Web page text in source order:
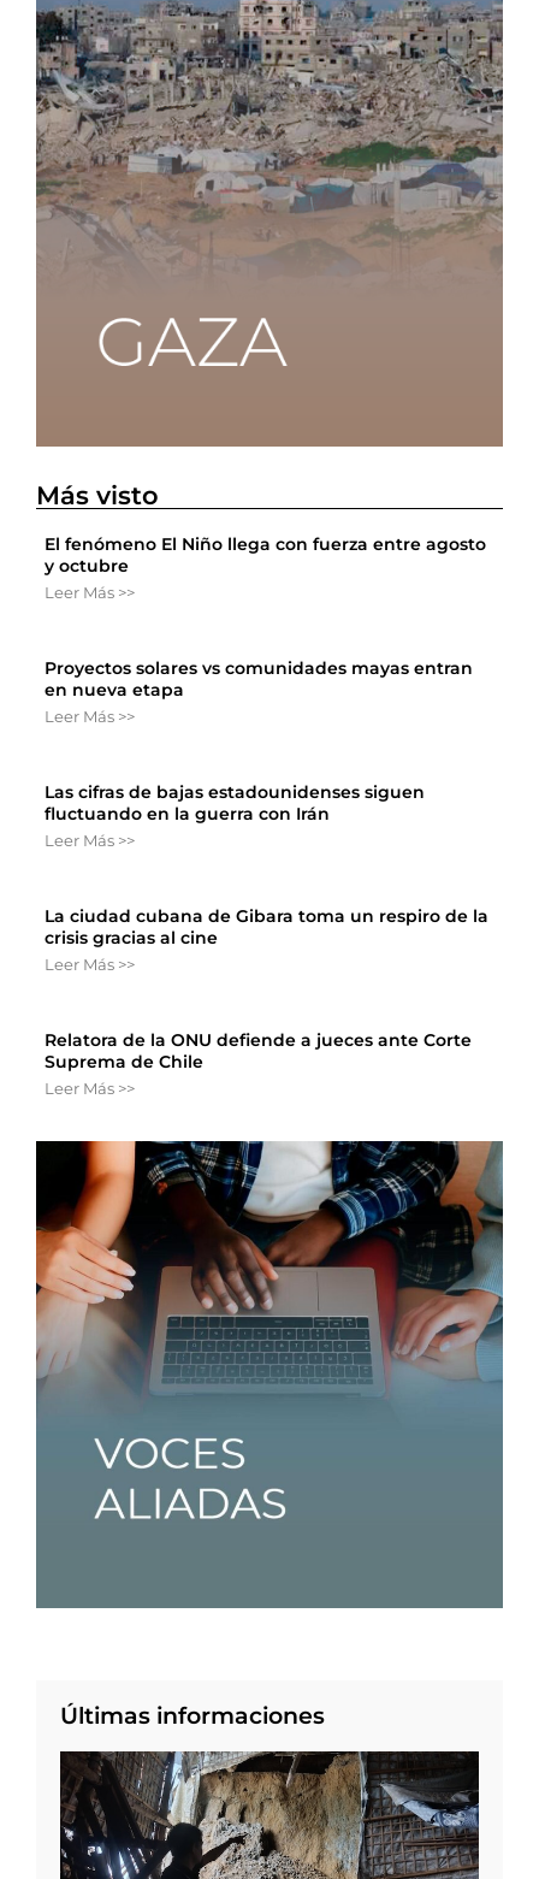
Más visto
El fenómeno El Niño llega con fuerza entre agosto
y octubre
Leer Más >>
Proyectos solares vs comunidades mayas entran
en nueva etapa
Leer Más >>
Las cifras de bajas estadounidenses siguen
fluctuando en la guerra con Irán
Leer Más >>
La ciudad cubana de Gibara toma un respiro de la
crisis gracias al cine
Leer Más >>
Relatora de la ONU defiende a jueces ante Corte
Suprema de Chile
Leer Más >>
Últimas informaciones